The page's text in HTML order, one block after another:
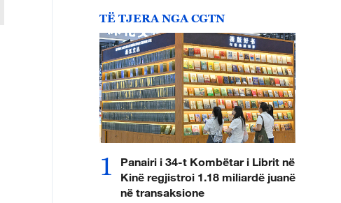
TË TJERA NGA CGTN
1
Panairi i 34-t Kombëtar i Librit në
Kinë regjistroi 1.18 miliardë juanë
në transaksione